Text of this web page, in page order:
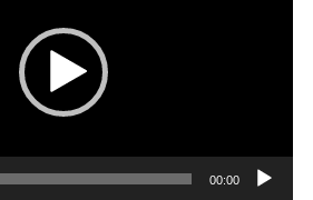
00:00